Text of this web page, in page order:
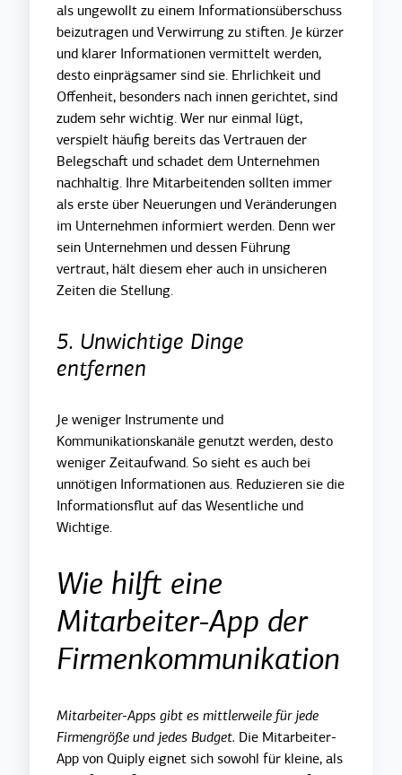
als ungewollt zu einem Informationsüberschuss
beizutragen und Verwirrung zu stiften. Je kürzer
und klarer Informationen vermittelt werden,
desto einprägsamer sind sie. Ehrlichkeit und
Offenheit, besonders nach innen gerichtet, sind
zudem sehr wichtig. Wer nur einmal lügt,
verspielt häufig bereits das Vertrauen der
Belegschaft und schadet dem Unternehmen
nachhaltig. Ihre Mitarbeitenden sollten immer
als erste über Neuerungen und Veränderungen
im Unternehmen informiert werden. Denn wer
sein Unternehmen und dessen Führung
vertraut, hält diesem eher auch in unsicheren
Zeiten die Stellung.
5. Unwichtige Dinge
entfernen
Je weniger Instrumente und
Kommunikationskanäle genutzt werden, desto
weniger Zeitaufwand. So sieht es auch bei
unnötigen Informationen aus. Reduzieren sie die
Informationsflut auf das Wesentliche und
Wichtige.
Wie hilft eine
Mitarbeiter-App der
Firmenkommunikation
Mitarbeiter-Apps gibt es mittlerweile für jede
Firmengröße und jedes Budget. Die Mitarbeiter-
App von Quiply eignet sich sowohl für kleine, als